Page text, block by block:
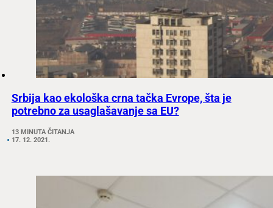
Srbija kao ekološka crna tačka Evrope, šta je
potrebno za usaglašavanje sa EU?
13 MINUTA ČITANJA
17. 12. 2021.